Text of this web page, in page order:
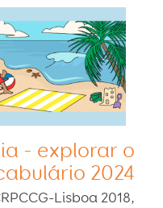
- explorar o
2024
Lisboa 2018,